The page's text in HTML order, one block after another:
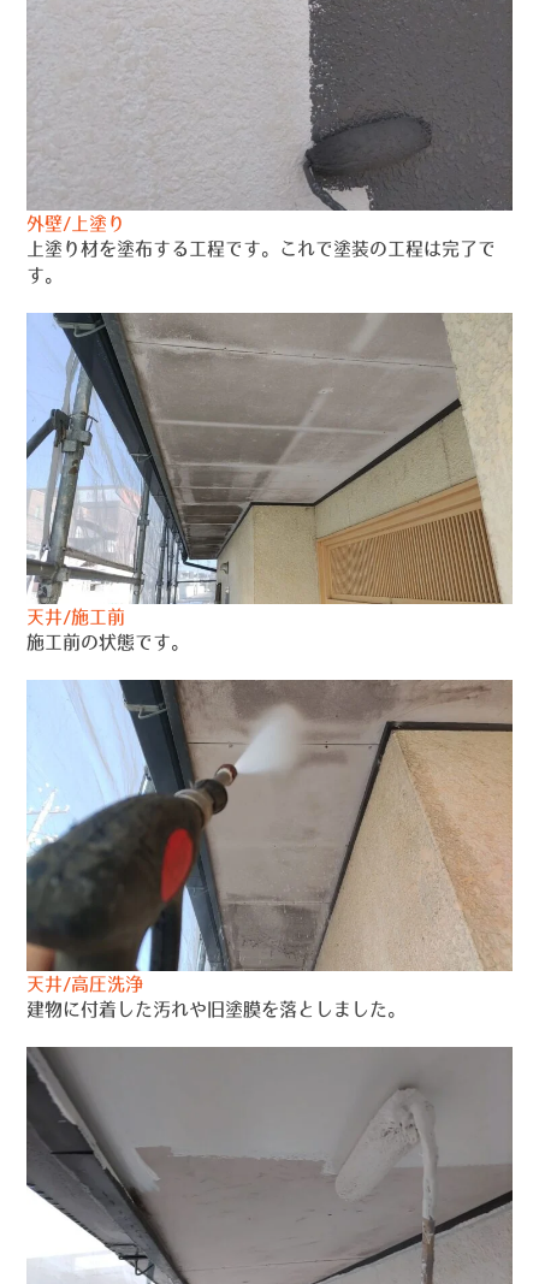
外壁/上塗り
上塗り材を塗布する工程です。これで塗装の工程は完了で
す。
天井/施工前
施工前の状態です。
天井/高圧洗浄
建物に付着した汚れや旧塗膜を落としました。